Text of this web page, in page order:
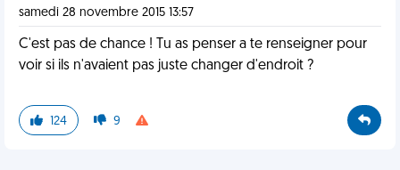
samedi 28 novembre 2015 13:57
C'est pas de chance ! Tu as penser a te renseigner pour
voir si ils n'avaient pas juste changer d'endroit ?
124 9